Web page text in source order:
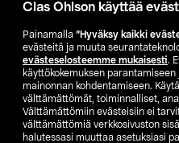
Clas Ohlson käyttää
Painamalla ”Hyväksy kaikki
evästeitä ja muuta
evästeselosteemme mukaisesti.
käyttökokemuksen
mainonnan kohdentamiseen.
välttämättömät, toiminnalliset,
Välttämättömiin evästeisiin ei
välttämättömiä verkkosivuston
halutessasi muuttaa asetuksiasi
Etsi
SE
FI